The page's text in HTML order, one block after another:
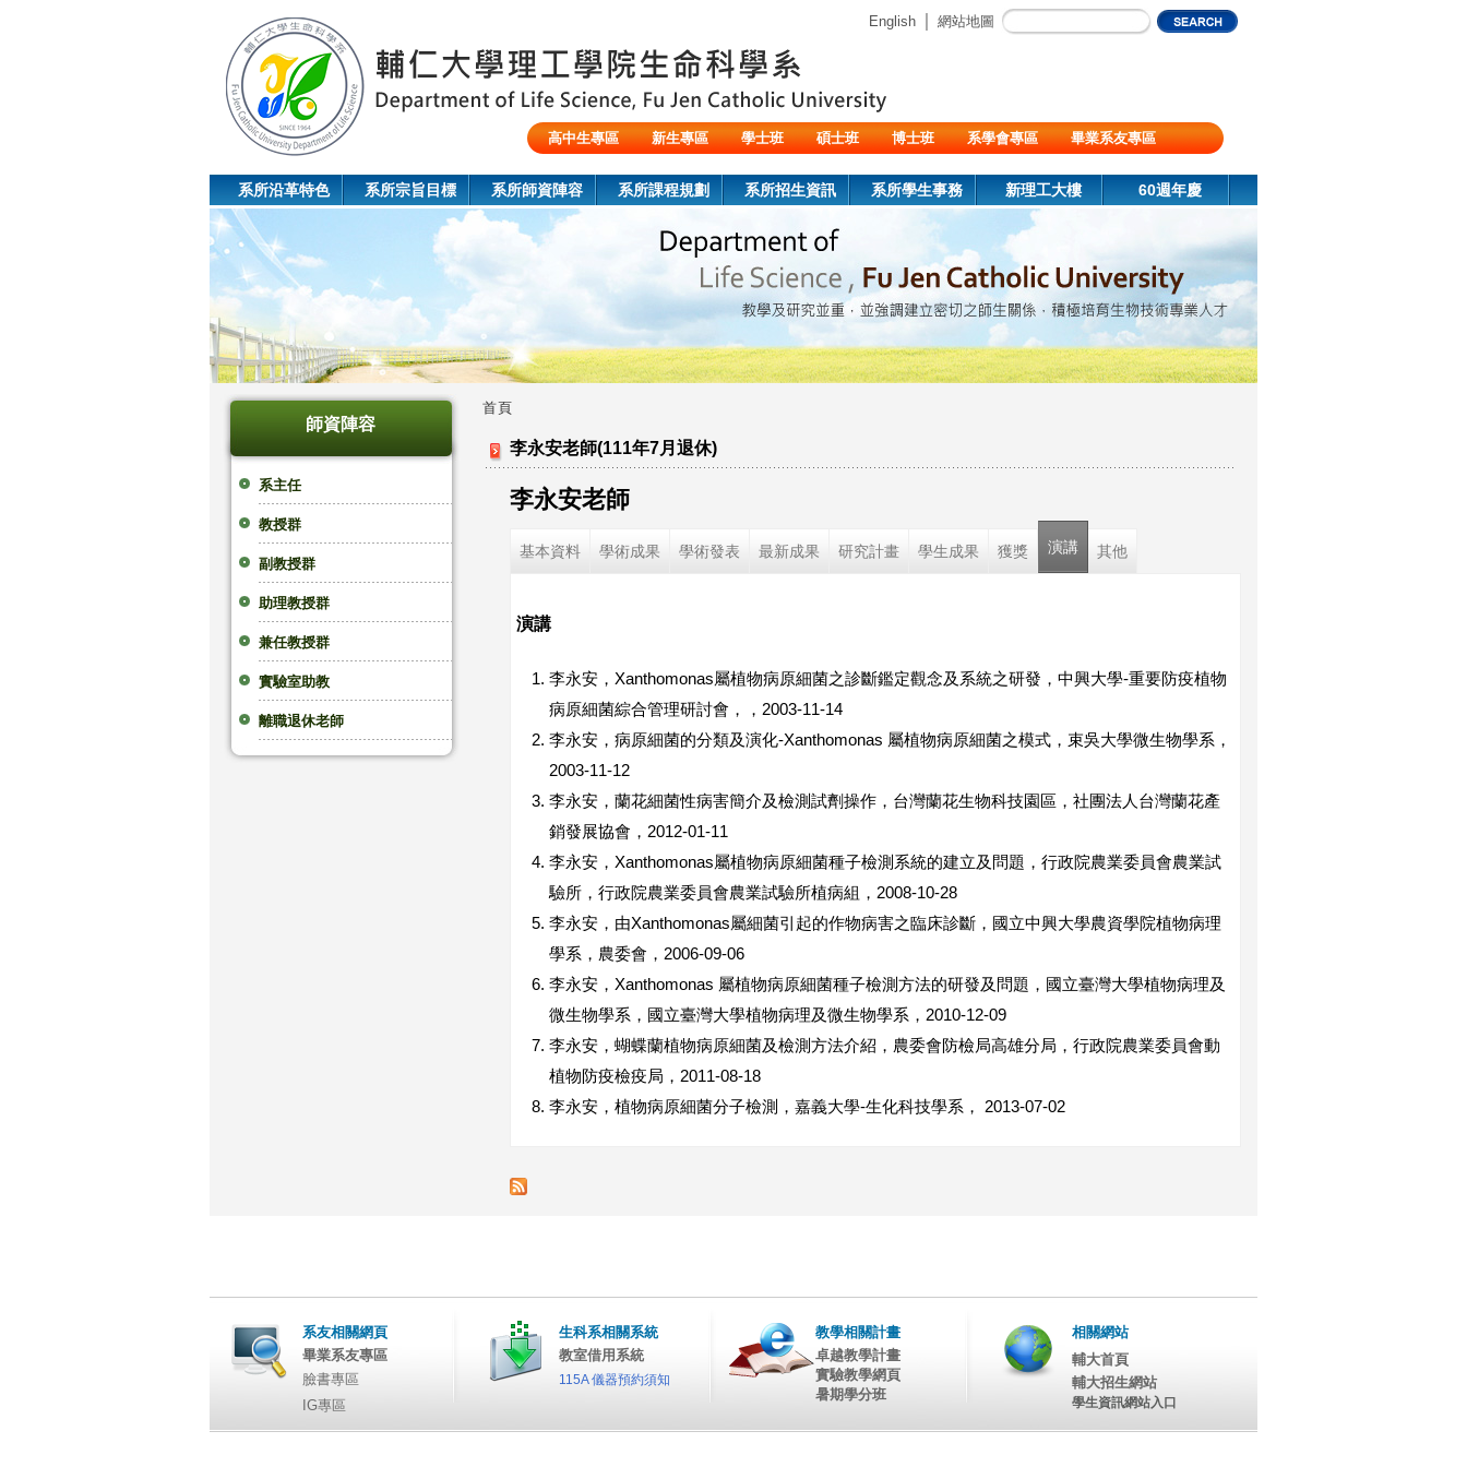
English 網站地圖
高中生專區 新生專區 學士班 碩士班 博士班 系學會專區
畢業系友專區
系所沿革特色 系所宗旨目標 系所師資陣容 系所課程規劃 系所招生資訊 系所學生事務 新理工大樓 60週年慶
師資陣容
系主任
教授群
副教授群
助理教授群
兼任教授群
實驗室助教
離職退休老師
您
首頁
李永安老師(111年7月退休)
李永安老師
基本資料 學術成果 學術發表 最新成果 研究計畫 學生成果 獲獎 演講 其他
演講
李永安，Xanthomonas屬植物病原細菌之診斷鑑定觀念及系統之研發，中興大學-重要防疫植物
病原細菌綜合管理研討會，，2003-11-14
李永安，病原細菌的分類及演化-Xanthomonas 屬植物病原細菌之模式，束吳大學微生物學系，
2003-11-12
李永安，蘭花細菌性病害簡介及檢測試劑操作，台灣蘭花生物科技園區，社團法人台灣蘭花產
銷發展協會，2012-01-11
李永安，Xanthomonas屬植物病原細菌種子檢測系統的建立及問題，行政院農業委員會農業試
驗所，行政院農業委員會農業試驗所植病組，2008-10-28
李永安，由Xanthomonas屬細菌引起的作物病害之臨床診斷，國立中興大學農資學院植物病理
學系，農委會，2006-09-06
李永安，Xanthomonas 屬植物病原細菌種子檢測方法的研發及問題，國立臺灣大學植物病理及
微生物學系，國立臺灣大學植物病理及微生物學系，2010-12-09
李永安，蝴蝶蘭植物病原細菌及檢測方法介紹，農委會防檢局高雄分局，行政院農業委員會動
植物防疫檢疫局，2011-08-18
李永安，植物病原細菌分子檢測，嘉義大學-生化科技學系， 2013-07-02
系友相關網頁
畢業系友專區
臉書專區
IG專區
生科系相關系統
教室借用系統
115A 儀器預約須知
教學相關計畫
卓越教學計畫
實驗教學網頁
暑期學分班
相關網站
輔大首頁
輔大招生網站
學生資訊網站入口